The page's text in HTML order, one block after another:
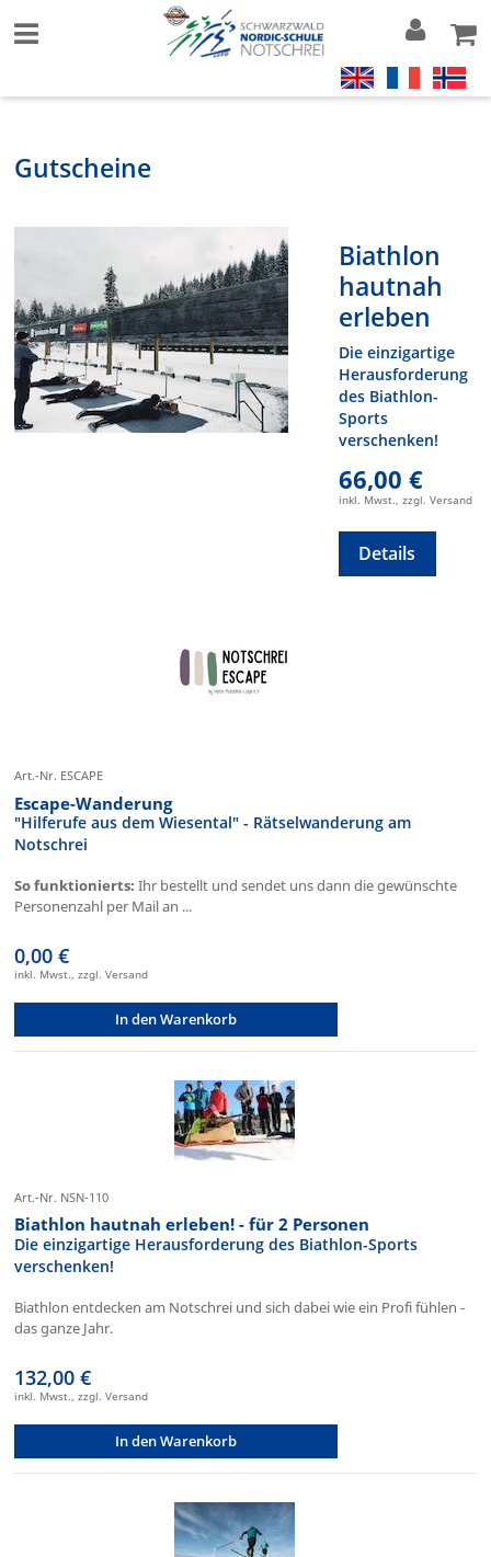
Gutscheine
Biathlon
hautnah
erleben
Die einzigartige
Herausforderung
des Biathlon-
Sports
verschenken!
66,00 €
inkl. Mwst., zzgl. Versand
Details
Art.-Nr. ESCAPE
Escape-Wanderung
"Hilferufe aus dem Wiesental" - Rätselwanderung am
Notschrei
So funktionierts: Ihr bestellt und sendet uns dann die gewünschte
Personenzahl per Mail an ...
0,00 €
inkl. Mwst., zzgl. Versand
In den Warenkorb
Art.-Nr. NSN-110
Biathlon hautnah erleben! - für 2 Personen
Die einzigartige Herausforderung des Biathlon-Sports
verschenken!
Biathlon entdecken am Notschrei und sich dabei wie ein Profi fühlen -
das ganze Jahr.
132,00 €
inkl. Mwst., zzgl. Versand
In den Warenkorb